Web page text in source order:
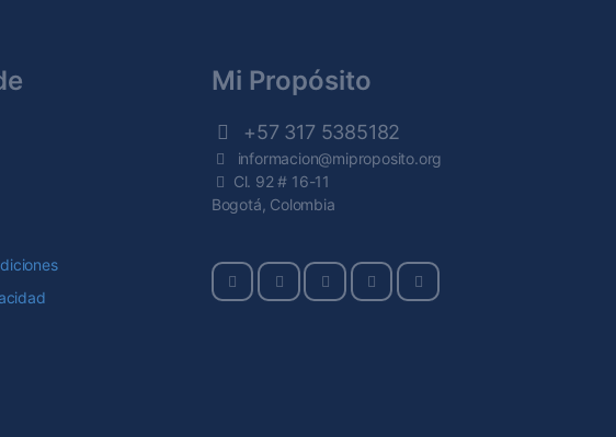
Mi Propósito
+57 317 5385182
informacion@miproposito.org
Cl. 92 # 16-11
Bogotá, Colombia